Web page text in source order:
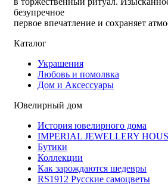
безупречное
первое впечатление и сохраняет
Каталог
Украшения
Любовь и помолвка
Дом и Аксессуары
Ювелирный дом
История ювелирного дома
IMPERIAL JEWELLERY
Бутики
Коллекции
Как зарождаются шедевры
RS1912 Русские самоцветы